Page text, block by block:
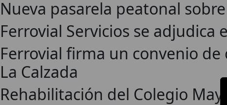
Nueva pasarela peatonal
Ferrovial Servicios se
Ferrovial firma un convenio
La Calzada
Rehabilitación del Colegio